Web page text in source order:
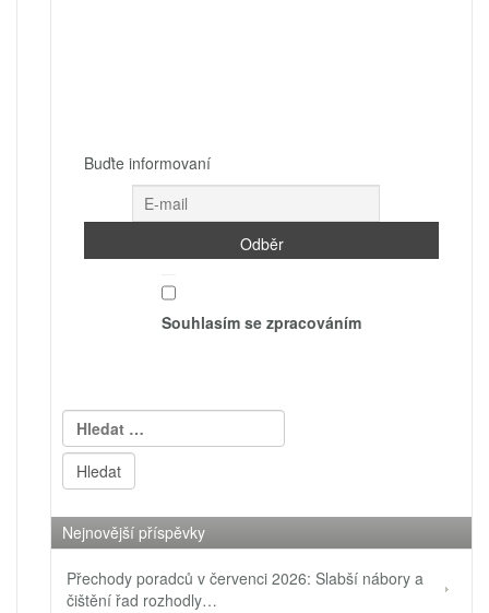
Buďte informovaní
Souhlasím se zpracováním
Vyhledávání
Nejnovější příspěvky
Přechody poradců v červenci 2026: Slabší nábory a
čištění řad rozhodly…